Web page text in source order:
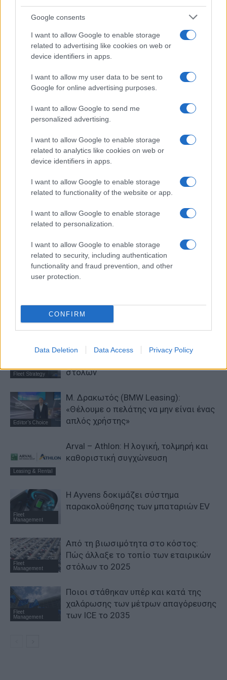
Google consents
I want to allow Google to enable storage
related to advertising like cookies on web or
device identifiers in apps.
I want to allow my user data to be sent to
Google for online advertising purposes.
I want to allow Google to send me
personalized advertising.
I want to allow Google to enable storage
related to analytics like cookies on web or
device identifiers in apps.
I want to allow Google to enable storage
related to functionality of the website or app.
I want to allow Google to enable storage
related to personalization.
I want to allow Google to enable storage
related to security, including authentication
functionality and fraud prevention, and other
user protection.
CONFIRM
Data Deletion Data Access Privacy Policy
Alpha Bank: Για πρώτη φορά το Αρχαίο Θέατρο Επιδαύρου
άνοιξε τις πύλες του σε όλους
Daimler AG
Otonomo Start-up
Προηγούμενο άρθρο
ΛΤΠΦ κάτω των 25.000
Επόμενο άρθρο
μειωμένη κατανάλωση,
δυναμικές επιδόσεις
ΠΕΡΙΣΣΟΤΕΡΑ ΑΠΟ ΤΟΝ ΔΗΜΙΟΥΡΓΟ
Fleet Strategy
Leasys και ΕΤΕπ: Νέο πρόγραμμα 600
στόλων
Editor's Choice
Μ. Δρακωτός (BMW Leasing):
«Θέλουμε ο πελάτης να μην είναι ένας
απλός χρήστης»
Leasing & Rental
Arval – Athlon: Η λογική, τολμηρή και
καθοριστική συγχώνευση
Fleet
Management
Η Ayvens δοκιμάζει σύστημα
παρακολούθησης των μπαταριών EV
Fleet
Management
Από τη βιωσιμότητα στο κόστος:
Πώς άλλαξε το τοπίο των εταιρικών
στόλων το 2025
Fleet
Management
Ποιοι στάθηκαν υπέρ και κατά της
χαλάρωσης των μέτρων απαγόρευσης
των ICE το 2035